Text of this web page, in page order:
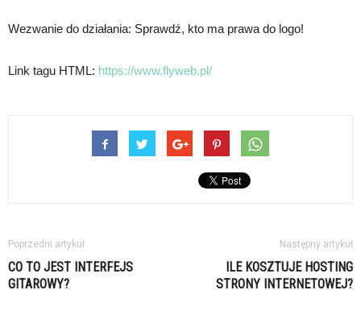
Wezwanie do działania: Sprawdź, kto ma prawa do logo!
Link tagu HTML: https://www.flyweb.pl/
Poprzedni artykuł
CO TO JEST INTERFEJS
GITAROWY?
Następny artykuł
ILE KOSZTUJE HOSTING
STRONY INTERNETOWEJ?